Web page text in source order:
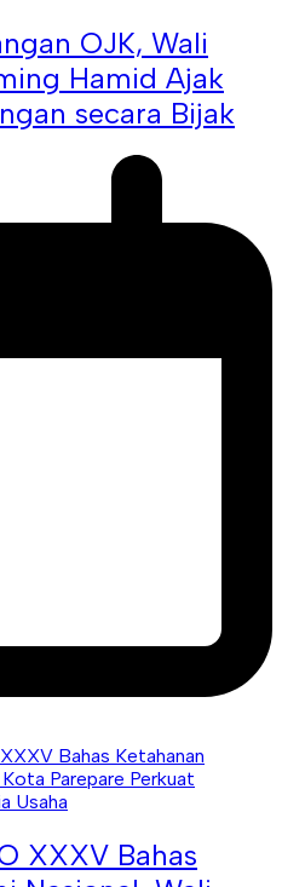
OJK, Wali
Hamid Ajak
secara Bijak
XXXV Bahas